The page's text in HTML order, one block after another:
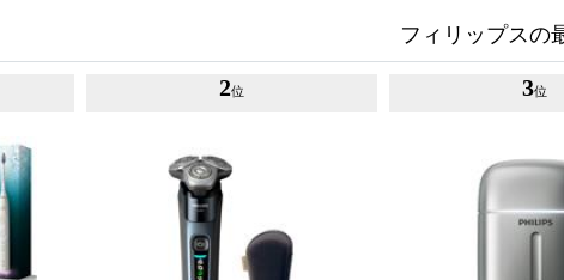
フィリップスの
2位 3位